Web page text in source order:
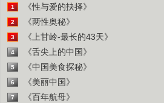
1 《性与爱的抉择》
2 《两性奥秘》
3 《上甘岭-最长的43天》
4 《舌尖上的中国》
5 《中国美食探秘》
6 《美丽中国》
7 《百年航母》